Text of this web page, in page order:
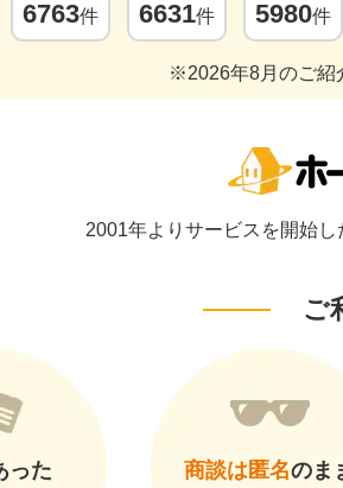
6763件 6631件 5980件
※2026年8月のご紹
2001年よりサービスを開始
ご
った
商談は匿名のま